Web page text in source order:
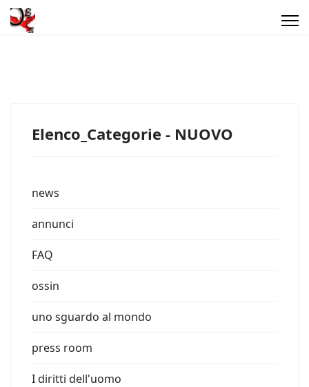
Elenco_Categorie - NUOVO
news
annunci
FAQ
ossin
uno sguardo al mondo
press room
I diritti dell'uomo